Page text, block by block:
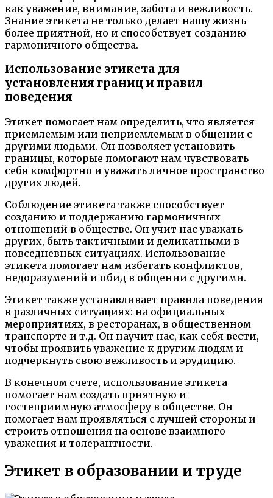
как уважение, внимание, забота и вежливость.
Знание этикета не только делает нашу жизнь
более приятной, но и способствует созданию
гармоничного общества.
Использование этикета для
установления границ и правил
поведения
Этикет помогает нам определить, что является
приемлемым или неприемлемым в общении с
другими людьми. Он позволяет установить
границы, которые помогают нам чувствовать
себя комфортно и уважать личное пространство
других людей.
Соблюдение этикета также способствует
созданию и поддержанию гармоничных
отношений в обществе. Он учит нас уважать
других, быть тактичными и деликатными в
повседневных ситуациях. Использование
этикета помогает нам избегать конфликтов,
недоразумений и обид в общении с другими.
Этикет также устанавливает правила поведения
в различных ситуациях: на официальных
мероприятиях, в ресторанах, в общественном
транспорте и т.д. Он научит нас, как себя вести,
чтобы проявить уважение к другим людям и
подчеркнуть свою вежливость и эрудицию.
В конечном счете, использование этикета
помогает нам создать приятную и
гостеприимную атмосферу в обществе. Он
помогает нам проявляться с лучшей стороны и
строить отношения на основе взаимного
уважения и толерантности.
Этикет в образовании и труде